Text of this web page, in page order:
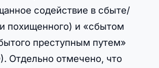
содействие в сбыте/
похищенного) и «сбытом
преступным путем»
Отдельно отмечено, что